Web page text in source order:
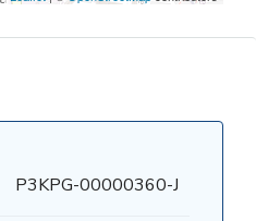
P3KPG-00000360-J